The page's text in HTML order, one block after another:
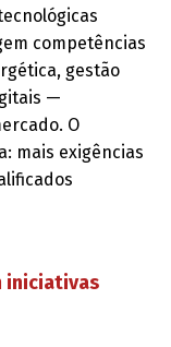
competências
gestão
—
O
mais exigências
iniciativas